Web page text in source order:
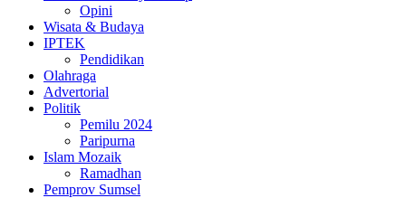
Opini
Wisata & Budaya
IPTEK
Pendidikan
Olahraga
Advertorial
Politik
Pemilu 2024
Paripurna
Islam Mozaik
Ramadhan
Pemprov Sumsel